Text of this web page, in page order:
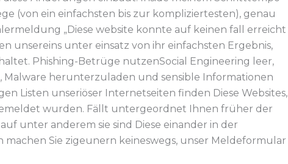
(von ein einfachsten bis zur kompliziertesten), genau
„Diese website konnte auf keinen fall erreicht
unsereins unter einsatz von ihr einfachsten Ergebnis,
Phishing-Betrüge nutzenSocial Engineering leer,
herunterzuladen und sensible Informationen
Listen unseriöser Internetseiten finden Diese Websites,
wurden. Fällt untergeordnet Ihnen früher der
unter anderem sie sind Diese einander in der
machen Sie zigeunern keineswegs, unser Meldeformular